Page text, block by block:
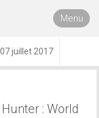
Menu
juillet 2017
: World